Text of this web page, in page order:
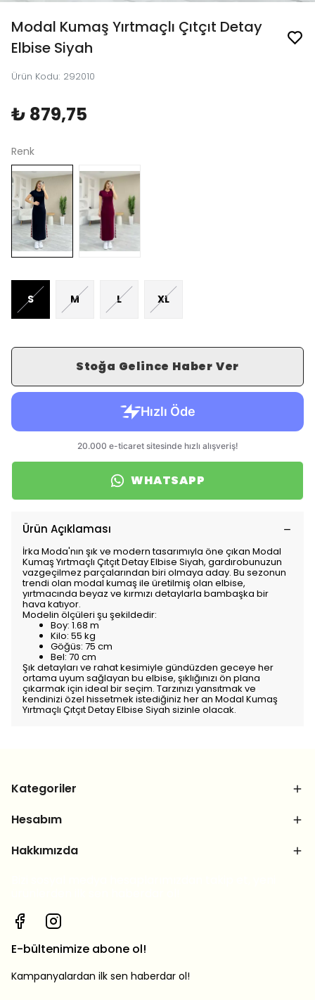
Modal Kumaş Yırtmaçlı Çıtçıt Detay
Elbise Siyah
Ürün Kodu: 292010
₺ 879,75
Renk
S M L XL
Stoğa Gelince Haber Ver
WHATSAPP
Ürün Açıklaması
İrka Moda'nın şık ve modern tasarımıyla öne çıkan Modal
Kumaş Yırtmaçlı Çıtçıt Detay Elbise Siyah, gardırobunuzun
vazgeçilmez parçalarından biri olmaya aday. Bu sezonun
trendi olan modal kumaş ile üretilmiş olan elbise,
yırtmacında beyaz ve kırmızı detaylarla bambaşka bir
hava katıyor.
Modelin ölçüleri şu şekildedir:
Boy: 1.68 m
Kilo: 55 kg
Göğüs: 75 cm
Bel: 70 cm
Şık detayları ve rahat kesimiyle gündüzden geceye her
ortama uyum sağlayan bu elbise, şıklığınızı ön plana
çıkarmak için ideal bir seçim. Tarzınızı yansıtmak ve
kendinizi özel hissetmek istediğiniz her an Modal Kumaş
Yırtmaçlı Çıtçıt Detay Elbise Siyah sizinle olacak.
Kategoriler
Hesabım
Hakkımızda
E-bültenimize abone ol!
Kampanyalardan ilk sen haberdar ol!